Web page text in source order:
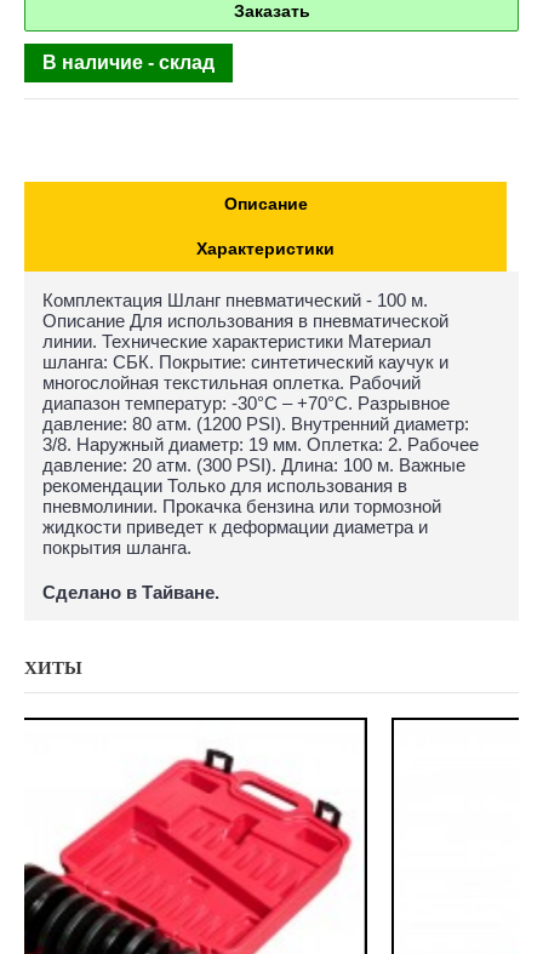
Заказать
В наличие - склад
Описание
Характеристики
Комплектация Шланг пневматический - 100 м.
Описание Для использования в пневматической
линии. Технические характеристики Материал
шланга: СБК. Покрытие: синтетический каучук и
многослойная текстильная оплетка. Рабочий
диапазон температур: -30°С – +70°С. Разрывное
давление: 80 атм. (1200 PSI). Внутренний диаметр:
3/8. Наружный диаметр: 19 мм. Оплетка: 2. Рабочее
давление: 20 атм. (300 PSI). Длина: 100 м. Важные
рекомендации Только для использования в
пневмолинии. Прокачка бензина или тормозной
жидкости приведет к деформации диаметра и
покрытия шланга.
Сделано в Тайване.
ХИТЫ